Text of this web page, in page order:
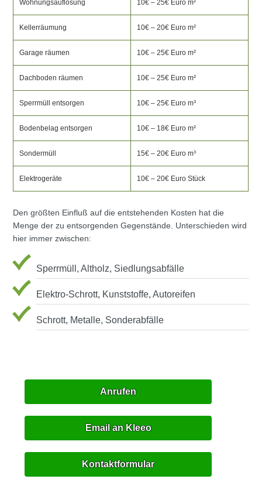
Wohnungsauflösung 10€ – 25€ Euro m²
Kellerräumung 10€ – 20€ Euro m²
Garage räumen 10€ – 25€ Euro m²
Dachboden räumen 10€ – 25€ Euro m²
Sperrmüll entsorgen 10€ – 25€ Euro m³
Bodenbelag entsorgen 10€ – 18€ Euro m²
Sondermüll 15€ – 20€ Euro m³
Elektrogeräte 10€ – 20€ Euro Stück
Den größten Einfluß auf die entstehenden Kosten hat die
Menge der zu entsorgenden Gegenstände. Unterschieden wird
hier immer zwischen:
Sperrmüll, Altholz, Siedlungsabfälle
Elektro-Schrott, Kunststoffe, Autoreifen
Schrott, Metalle, Sonderabfälle
Anrufen
Email an Kleeo
Kontaktformular